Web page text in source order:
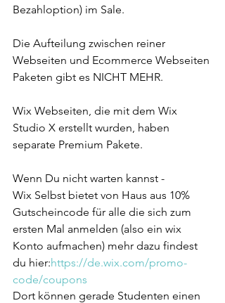
Bezahloption) im Sale.
Die Aufteilung zwischen reiner
Webseiten und Ecommerce Webseiten
Paketen gibt es NICHT MEHR.
Wix Webseiten, die mit dem Wix
Studio X erstellt wurden, haben
separate Premium Pakete.
Wenn Du nicht warten kannst -
Wix Selbst bietet von Haus aus 10%
Gutscheincode für alle die sich zum
ersten Mal anmelden (also ein wix
Konto aufmachen) mehr dazu findest
du hier:https://de.wix.com/promo-
code/coupons
Dort können gerade Studenten einen